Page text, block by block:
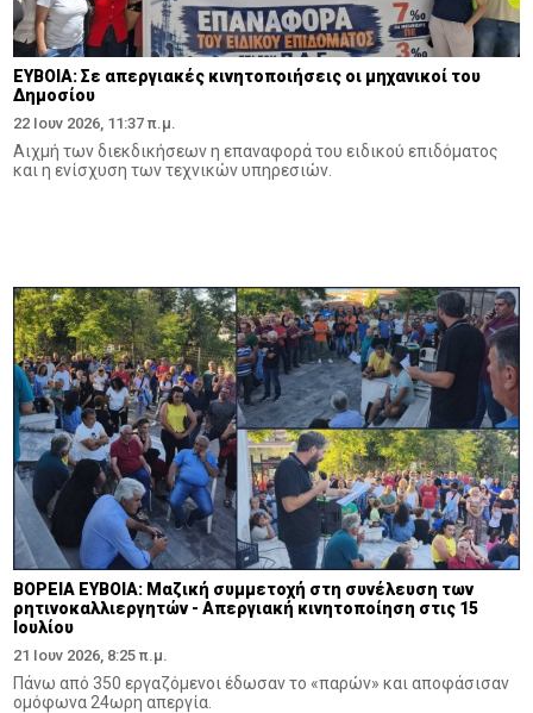
ΕΥΒΟΙΑ: Σε απεργιακές κινητοποιήσεις οι μηχανικοί του
Δημοσίου
22 Ιουν 2026, 11:37 π.μ.
Αιχμή των διεκδικήσεων η επαναφορά του ειδικού επιδόματος
και η ενίσχυση των τεχνικών υπηρεσιών.
ΒΟΡΕΙΑ ΕΥΒΟΙΑ: Μαζική συμμετοχή στη συνέλευση των
ρητινοκαλλιεργητών - Απεργιακή κινητοποίηση στις 15
Ιουλίου
21 Ιουν 2026, 8:25 π.μ.
Πάνω από 350 εργαζόμενοι έδωσαν το «παρών» και αποφάσισαν
ομόφωνα 24ωρη απεργία.